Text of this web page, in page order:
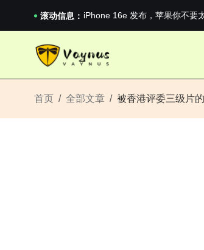
滚动信息： 2026澳网男单收官：全满贯对
《巅峰守卫 Highguard》正式
2026澳网男单收官：全满贯对
首页 全部文章 被香港评委三级片